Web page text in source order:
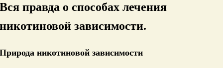
Вся правда о способах лечения
никотиновой зависимости.
Природа никотиновой зависимости